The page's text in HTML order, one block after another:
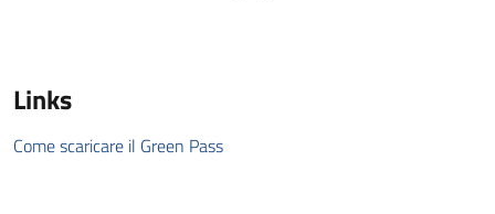
Links
Come scaricare il Green Pass